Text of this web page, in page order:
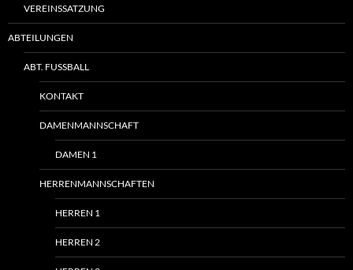
VEREINSSATZUNG
ABTEILUNGEN
ABT. FUSSBALL
KONTAKT
DAMENMANNSCHAFT
DAMEN 1
HERRENMANNSCHAFTEN
HERREN 1
HERREN 2